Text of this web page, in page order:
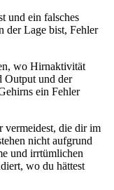
und ein falsches
der Lage bist, Fehler
wo Hirnaktivität
Output und der
ein Fehler
vermeidest, die dir im
nicht aufgrund
und irrtümlichen
wo du hättest